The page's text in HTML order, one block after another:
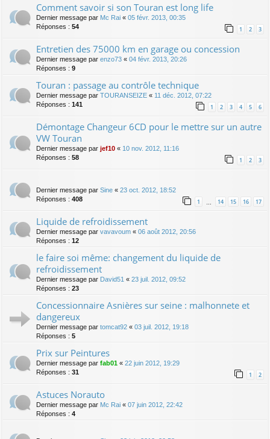
Comment savoir si son Touran est long life
Dernier message par Mc Rai « 05 févr. 2013, 00:35
Réponses : 54 1 2 3
Entretien des 75000 km en garage ou concession
Dernier message par enzo73 « 04 févr. 2013, 20:26
Réponses : 9
Touran : passage au contrôle technique
Dernier message par TOURANSEIZE « 11 déc. 2012, 07:22
Réponses : 141 1 2 3 4 5 6
Démontage Changeur 6CD pour le mettre sur un autre
VW Touran
Dernier message par jef10 « 10 nov. 2012, 11:16
Réponses : 58 1 2 3
Dernier message par Sine « 23 oct. 2012, 18:52
Réponses : 408 1 14 15 16 17
Liquide de refroidissement
Dernier message par vavavoum « 06 août 2012, 20:56
Réponses : 12
le faire soi même: changement du liquide de
refroidissement
Dernier message par David51 « 23 juil. 2012, 09:52
Réponses : 23
Concessionnaire Asnières sur seine : malhonnete et
dangereux
Dernier message par tomcat92 « 03 juil. 2012, 19:18
Réponses : 5
Prix sur Peintures
Dernier message par fab01 « 22 juin 2012, 19:29
Réponses : 31 1 2
Astuces Norauto
Dernier message par Mc Rai « 07 juin 2012, 22:42
Réponses : 4